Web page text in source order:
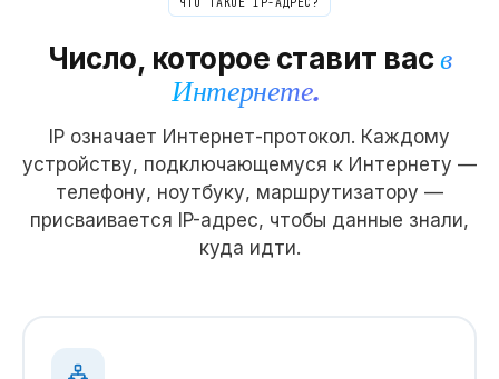
Число, которое ставит васв
Интернете.
IP означает Интернет-протокол. Каждому
устройству, подключающемуся к Интернету —
телефону, ноутбуку, маршрутизатору —
присваивается IP-адрес, чтобы данные знали,
куда идти.